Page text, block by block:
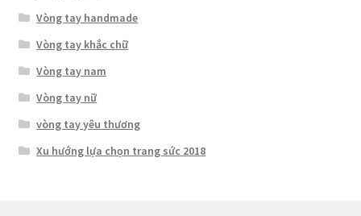
Vòng tay handmade
Vòng tay khắc chữ
Vòng tay nam
Vòng tay nữ
vòng tay yêu thương
Xu hướng lựa chọn trang sức 2018